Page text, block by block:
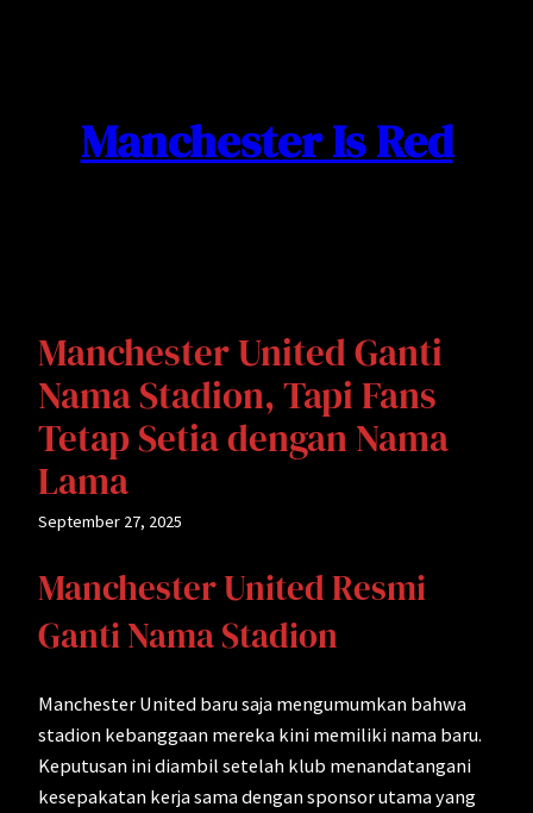
Manchester Is Red
Manchester United Ganti
Nama Stadion, Tapi Fans
Tetap Setia dengan Nama
Lama
September 27, 2025
Manchester United Resmi
Ganti Nama Stadion
Manchester United baru saja mengumumkan bahwa
stadion kebanggaan mereka kini memiliki nama baru.
Keputusan ini diambil setelah klub menandatangani
kesepakatan kerja sama dengan sponsor utama yang